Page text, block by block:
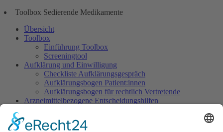
Toolbox Sedierende Medikamente
Übersicht
Toolbox
Einführung Toolbox
Screeningtool
Aufklärung und Einwilligung
Checkliste Aufklärungsgespräch
Aufklärungsbogen Patient:innen
Aufklärungsbogen für rechtlich Vertretende
Arzneimittelbezogene Entscheidungshilfen
Warnliste
Dokumentation